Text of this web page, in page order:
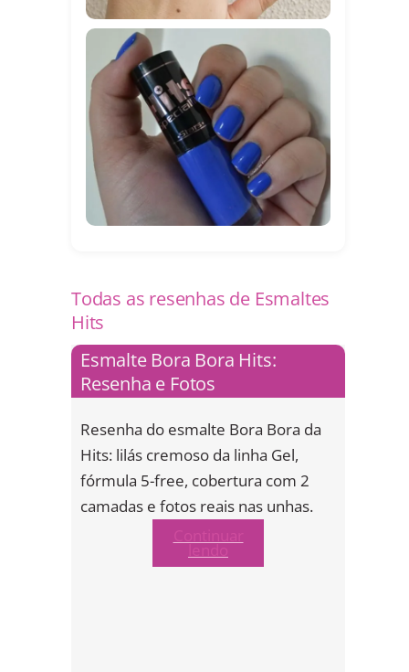
Todas as resenhas de Esmaltes
Hits
Esmalte Bora Bora Hits:
Resenha e Fotos
Resenha do esmalte Bora Bora da
Hits: lilás cremoso da linha Gel,
fórmula 5-free, cobertura com 2
camadas e fotos reais nas unhas.
lendo